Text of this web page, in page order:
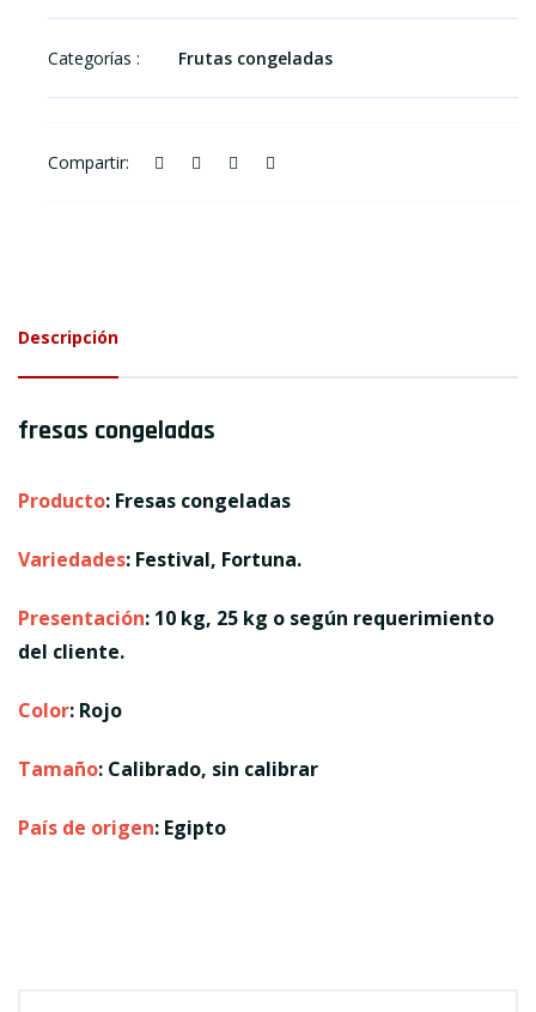
Categorías : Frutas congeladas
Compartir:
Descripción
fresas congeladas
Producto: Fresas congeladas
Variedades: Festival, Fortuna.
Presentación: 10 kg, 25 kg o según requerimiento
del cliente.
Color: Rojo
Tamaño: Calibrado, sin calibrar
País de origen: Egipto